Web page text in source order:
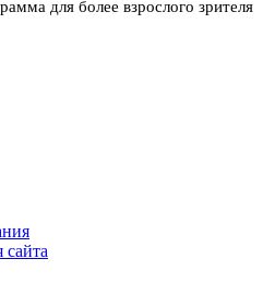
для более взрослого зрителя
сайта